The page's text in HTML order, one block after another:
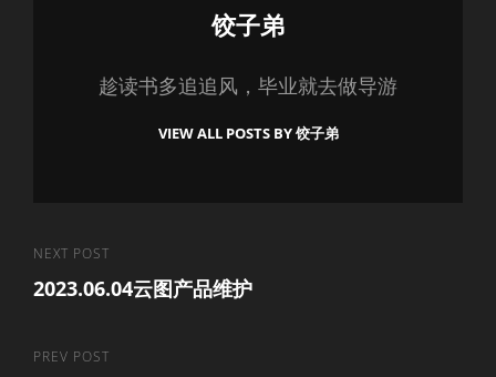
Author:
饺子弟
趁读书多追追风，毕业就去做导游
VIEW ALL POSTS BY 饺子弟
文
章
Previous
PREV POST
Next
Post
NEXT POST
2023.06.04云图产品维护